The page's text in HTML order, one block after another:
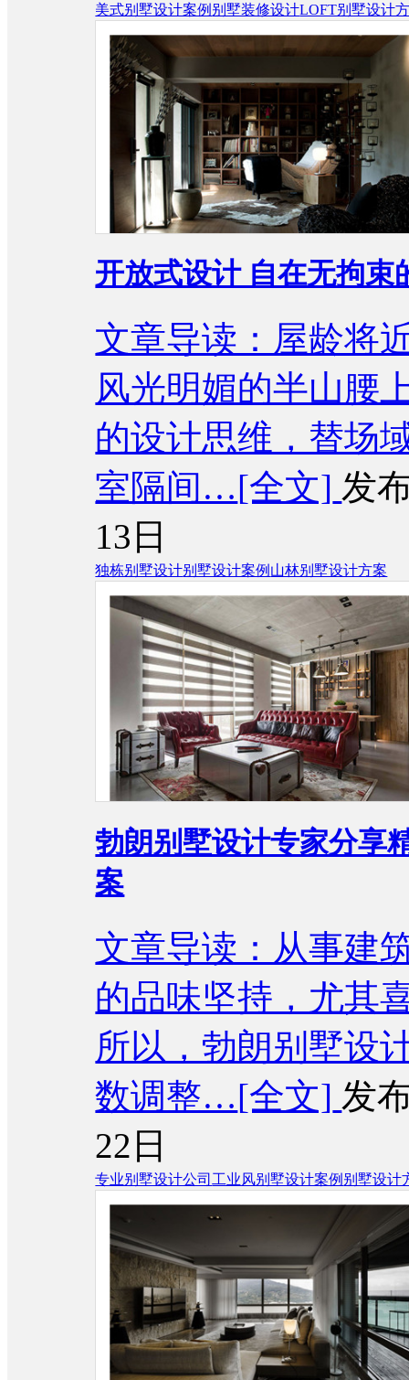
美式别墅设计案例 别墅装修设计LOFT别墅设计
开放式设计 自在无拘束
文章导读：屋龄将
风光明媚的半山腰
的设计思维，替场
室隔间…[全文] 发
13日
独栋别墅设计别墅设计案例 山林别墅设计方案
勃朗别墅设计专家分享
案
文章导读：从事建
的品味坚持，尤其
所以，勃朗别墅设
数调整…[全文] 发
22日
专业别墅设计公司 工业风别墅设计案例 别墅设计